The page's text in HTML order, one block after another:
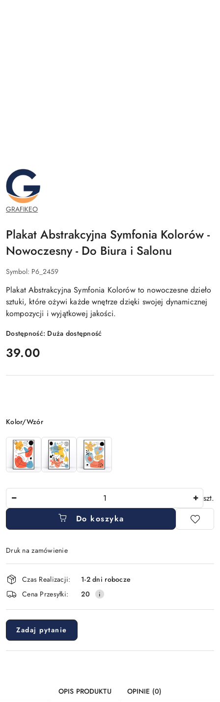
GRAFIKEO.PL
GRAFIKEO
Plakat Abstrakcyjna Symfonia Kolorów -
Nowoczesny - Do Biura i Salonu
Symbol: P6_2459
Plakat Abstrakcyjna Symfonia Kolorów to nowoczesne dzieło
sztuki, które ożywi każde wnętrze dzięki swojej dynamicznej
kompozycji i wyjątkowej jakości.
Dostępność: Duża dostępność
cena:
39.00
Wariant
Kolor/Wzór
szt.
Do koszyka
Druk na zamówienie
Dostępność
i
dostawa
Czas Realizacji:
1-2 dni robocze
Cena Przesyłki:
20
Zadaj pytanie
OPIS PRODUKTU OPINIE (0)